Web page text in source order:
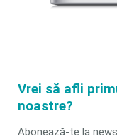
Vrei să afli
noastre?
Abonează-te la